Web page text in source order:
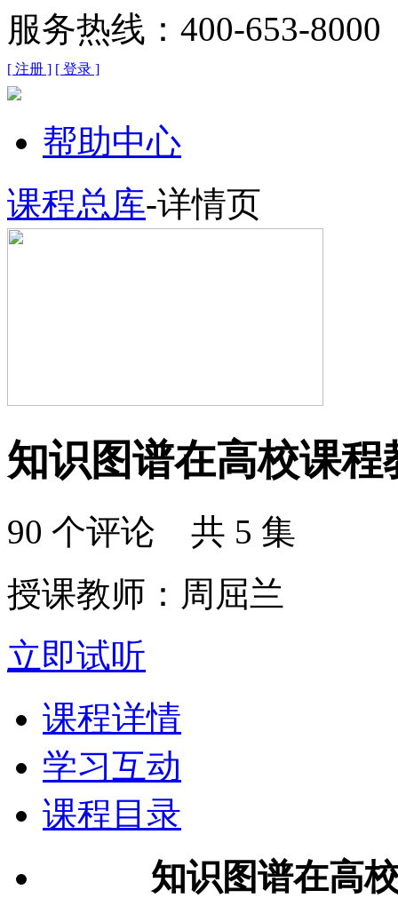
服务热线：400-653-8000
[ 注册 ] [ 登录 ]
帮助中心
课程总库-详情页
知识图谱在高校课
90 个评论 共 5 集
授课教师：周屈兰
立即试听
课程详情
学习互动
课程目录
知识图谱在高